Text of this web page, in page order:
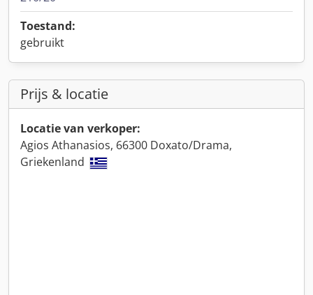
Toestand:
gebruikt
Prijs & locatie
Locatie van verkoper:
Agios Athanasios, 66300 Doxato/Drama,
Griekenland